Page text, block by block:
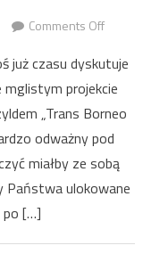
Comments Offon
szybka
kolej
3
już czasu dyskutuje
mglistym projekcie
„Trans Borneo
odważny pod
miałby ze sobą
Państwa ulokowane
po […]